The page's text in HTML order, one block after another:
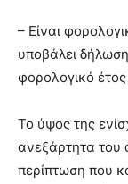
– Είναι
υποβάλει
φορολογικό
Το ύψος της
ανεξάρτητα του
περίπτωση που